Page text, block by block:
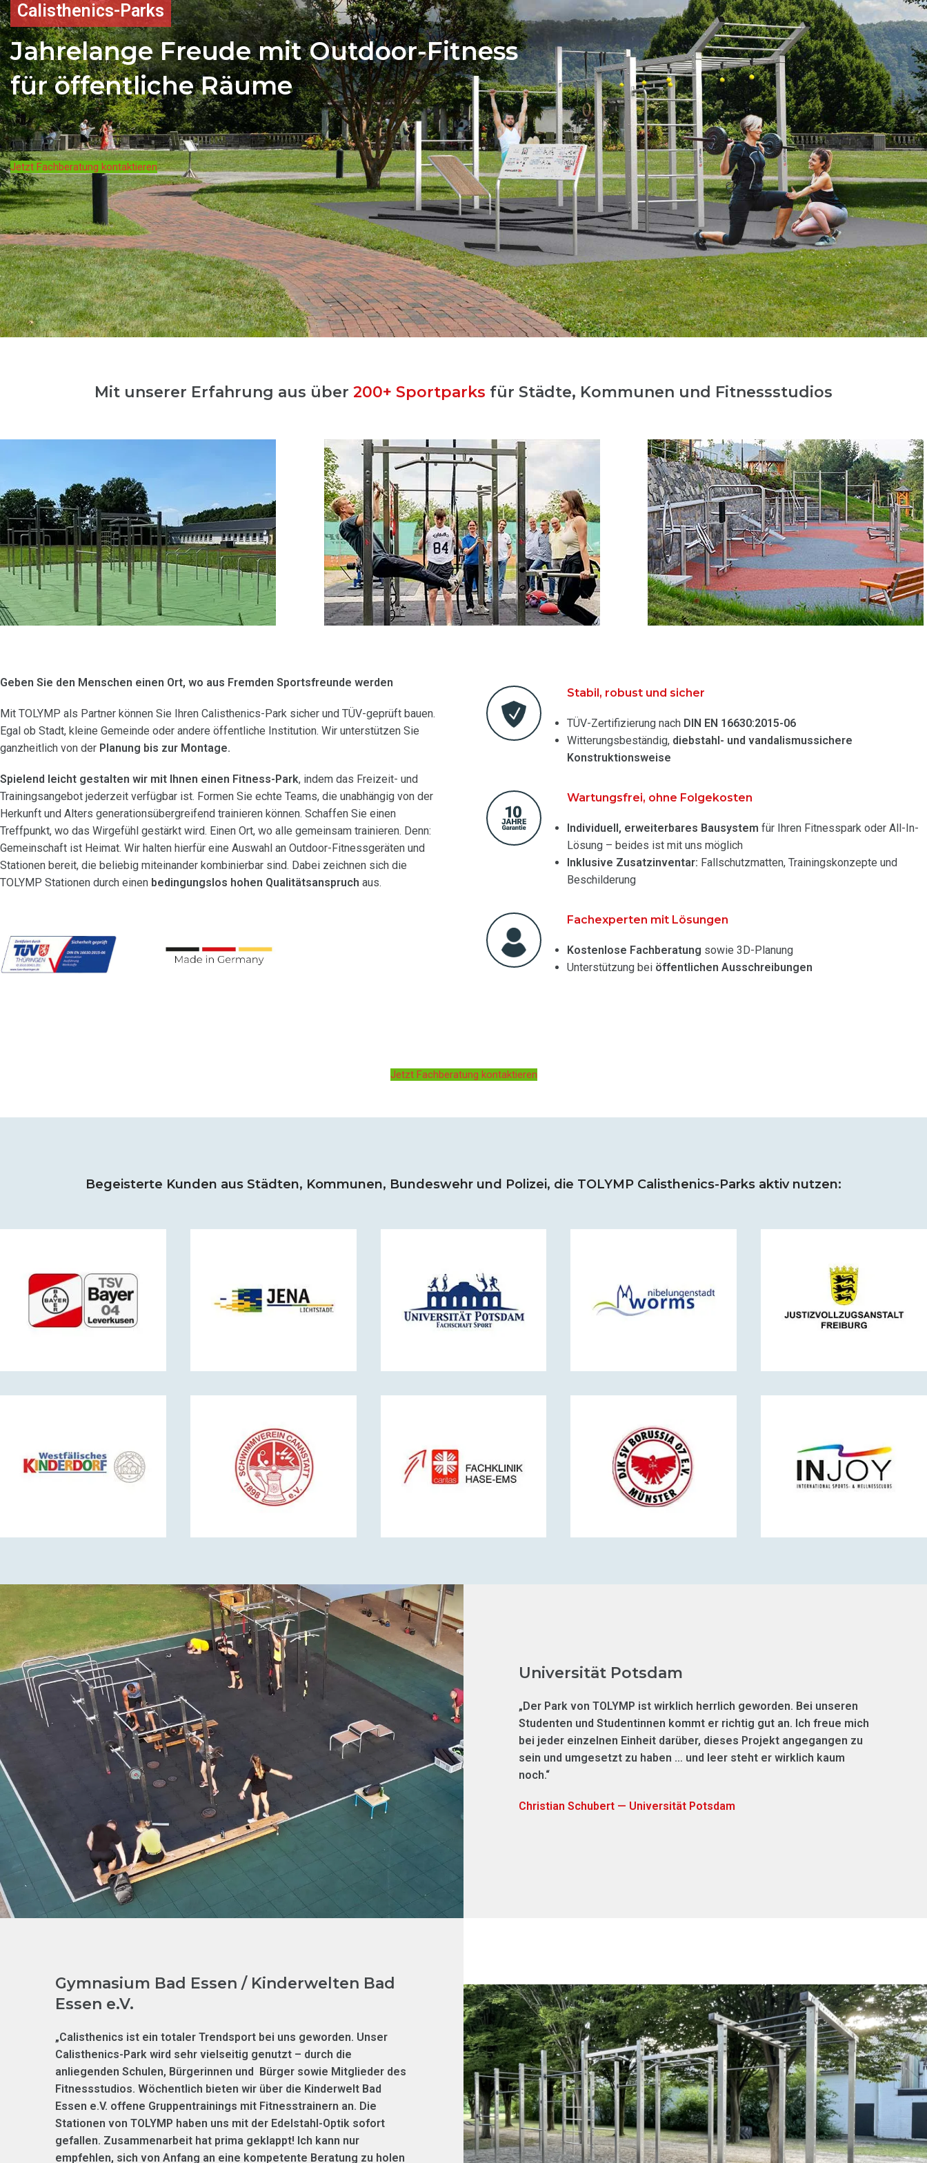
Calisthenics-Parks
Jahrelange Freude mit Outdoor-Fitness
für öffentliche Räume
Jetzt Fachberatung kontaktieren
Mit unserer Erfahrung aus über 200+ Sportparks für Städte, Kommunen und Fitnessstudios
Geben Sie den Menschen einen Ort, wo aus Fremden Sportsfreunde werden
Mit TOLYMP als Partner können Sie Ihren Calisthenics-Park sicher und TÜV-geprüft bauen.
Egal ob Stadt, kleine Gemeinde oder andere öffentliche Institution. Wir unterstützen Sie
ganzheitlich von der Planung bis zur Montage.
Spielend leicht gestalten wir mit Ihnen einen Fitness-Park, indem das Freizeit- und
Trainingsangebot jederzeit verfügbar ist. Formen Sie echte Teams, die unabhängig von der
Herkunft und Alters generationsübergreifend trainieren können. Schaffen Sie einen
Treffpunkt, wo das Wirgefühl gestärkt wird. Einen Ort, wo alle gemeinsam trainieren. Denn:
Gemeinschaft ist Heimat. Wir halten hierfür eine Auswahl an Outdoor-Fitnessgeräten und
Stationen bereit, die beliebig miteinander kombinierbar sind. Dabei zeichnen sich die
TOLYMP Stationen durch einen bedingungslos hohen Qualitätsanspruch aus.
Stabil, robust und sicher
TÜV-Zertifizierung nach DIN EN 16630:2015-06
Witterungsbeständig, diebstahl- und vandalismussichere
Konstruktionsweise
Wartungsfrei, ohne Folgekosten
Individuell, erweiterbares Bausystem für Ihren Fitnesspark oder All-In-
Lösung – beides ist mit uns möglich
Inklusive Zusatzinventar: Fallschutzmatten, Trainingskonzepte und
Beschilderung
Fachexperten mit Lösungen
Kostenlose Fachberatung sowie 3D-Planung
Unterstützung bei öffentlichen Ausschreibungen
Jetzt Fachberatung kontaktieren
Begeisterte Kunden aus Städten, Kommunen, Bundeswehr und Polizei, die TOLYMP Calisthenics-Parks aktiv nutzen:
Universität Potsdam
„Der Park von TOLYMP ist wirklich herrlich geworden. Bei unseren
Studenten und Studentinnen kommt er richtig gut an. Ich freue mich
bei jeder einzelnen Einheit darüber, dieses Projekt angegangen zu
sein und umgesetzt zu haben … und leer steht er wirklich kaum
noch.“
Christian Schubert — Universität Potsdam
Gymnasium Bad Essen / Kinderwelten Bad
Essen e.V.
„Calisthenics ist ein totaler Trendsport bei uns geworden. Unser
Calisthenics-Park wird sehr vielseitig genutzt – durch die
anliegenden Schulen, Bürgerinnen und Bürger sowie Mitglieder des
Fitnessstudios. Wöchentlich bieten wir über die Kinderwelt Bad
Essen e.V. offene Gruppentrainings mit Fitnesstrainern an. Die
Stationen von TOLYMP haben uns mit der Edelstahl-Optik sofort
gefallen. Zusammenarbeit hat prima geklappt! Ich kann nur
empfehlen, sich von Anfang an eine kompetente Beratung zu holen